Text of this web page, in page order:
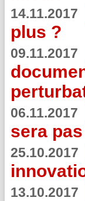
14.11.2017
plus ?
09.11.2017
06.11.2017
sera pas
25.10.2017
13.10.2017